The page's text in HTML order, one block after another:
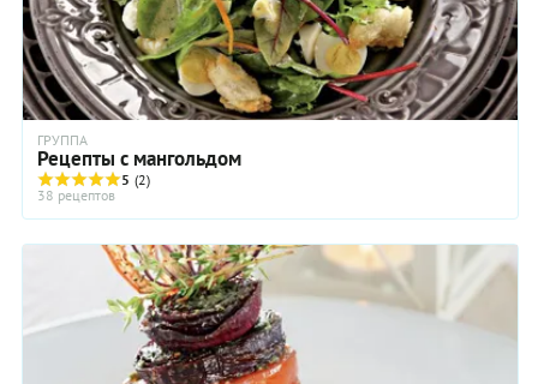
ГРУППА
Рецепты с мангольдом
5 (2)
38 рецептов